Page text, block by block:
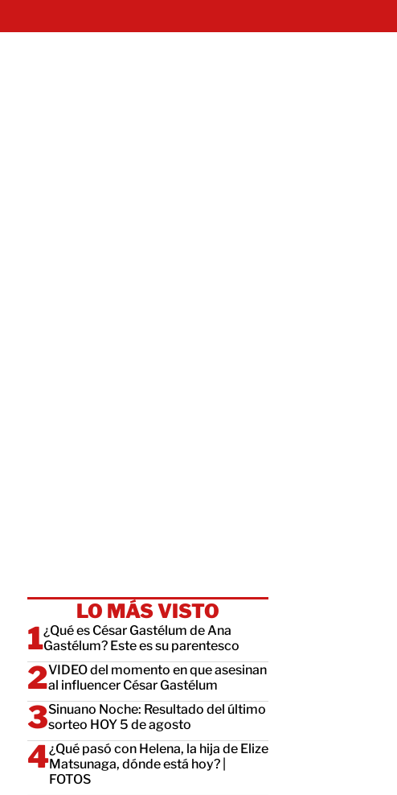
LO MÁS VISTO
¿Qué es César Gastélum de Ana
Gastélum? Este es su parentesco
VIDEO del momento en que asesinan
al influencer César Gastélum
Sinuano Noche: Resultado del último
sorteo HOY 5 de agosto
¿Qué pasó con Helena, la hija de Elize
Matsunaga, dónde está hoy? |
FOTOS